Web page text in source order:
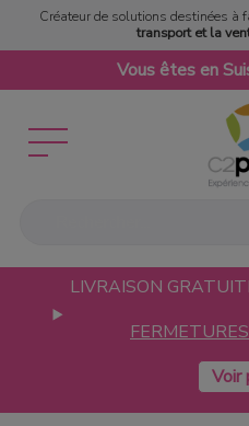
Créateur de solutions destinées à
transport et la
Vous êtes en
LIVRAISON